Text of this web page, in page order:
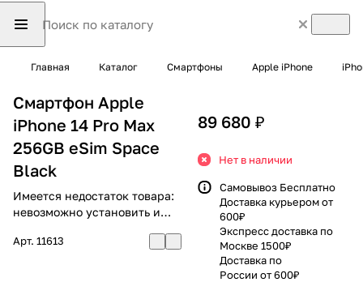
Главная Каталог Смартфоны Apple iPhone
Смартфон Apple
iPhone 14 Pro Max
256GB eSim Space
Black
Имеется недостаток товара:
невозможно установить и
Арт. 11613
89 680 ₽
Нет в наличии
Самовывоз Бесплатно
Доставка курьером от
600₽
Экспресс доставка по
Москве 1500₽
Доставка по
России от 600₽